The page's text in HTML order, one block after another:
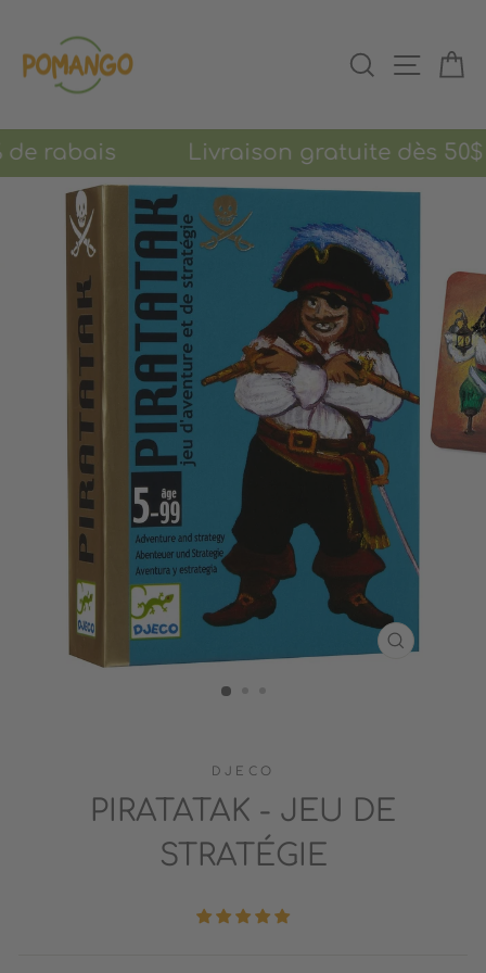
contenu
RECHERCHER
de rabais Livraison gratuite dès 50$
FERMER
DJECO
PIRATATAK - JEU DE
STRATÉGIE